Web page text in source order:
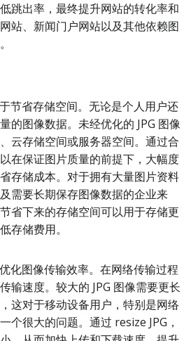
跳出率，最终提升网站的转化率和
站、新闻门户网站以及其他依赖图
节省存储空间。无论是个人用户还
的图像数据。未经优化的 JPG 图像
云存储空间或服务器空间。通过合
在保证图片质量的前提下，大幅度
存储成本。对于拥有大量图片资料
需要长期保存图像数据的企业来
省下来的存储空间可以用于存储更
存储费用。
化图像传输效率。在网络传输过程
输速度。较大的 JPG 图像需要更长
这对于移动设备用户，特别是网络
个很大的问题。通过 resize JPG，